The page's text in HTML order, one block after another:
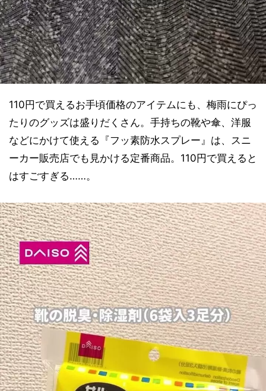
110円で買えるお手頃価格のアイテムにも、梅雨にぴっ
たりのグッズは盛りだくさん。手持ちの靴や傘、洋服
などにかけて使える『フッ素防水スプレー』は、スニ
ーカー販売店でも見かける定番商品。110円で買えると
はすごすぎる……。